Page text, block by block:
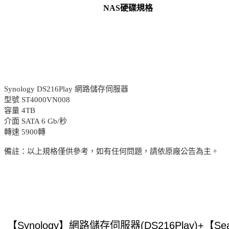
NAS硬碟規格
Synology DS216Play 網路儲存伺服器
型號 ST4000VN008
容量 4TB
介面 SATA 6 Gb/秒
轉速 5900轉
備註：以上規格僅供參考，如有任何問題，請依原廠公告為主。